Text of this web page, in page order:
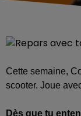
Cette semaine,
scooter. Joue
Dès que tu